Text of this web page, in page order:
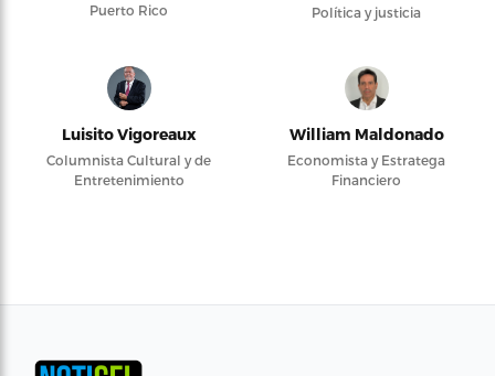
Puerto Rico
Política y justicia
Luisito Vigoreaux
Columnista Cultural y de
Entretenimiento
William Maldonado
Economista y Estratega
Financiero